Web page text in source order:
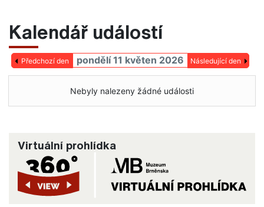
Kalendář událostí
Předchozí den pondělí 11 květen 2026 Následující den
Nebyly nalezeny žádné události
Virtuální prohlídka